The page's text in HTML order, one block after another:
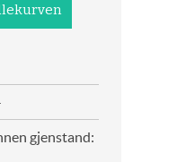
gjenstand: